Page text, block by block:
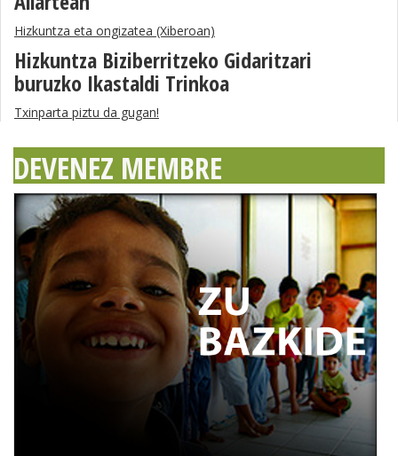
Hizkuntza eta ongizatea (Xiberoan)
Hizkuntza Biziberritzeko Gidaritzari
buruzko Ikastaldi Trinkoa
Txinparta piztu da gugan!
DEVENEZ MEMBRE